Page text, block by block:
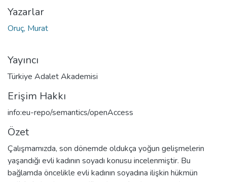
Yazarlar
Oruç, Murat
Yayıncı
Türkiye Adalet Akademisi
Erişim Hakkı
info:eu-repo/semantics/openAccess
Özet
Çalışmamızda, son dönemde oldukça yoğun gelişmelerin
yaşandığı evli kadının soyadı konusu incelenmiştir. Bu
bağlamda öncelikle evli kadının soyadına ilişkin hükmün